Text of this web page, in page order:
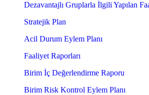
Dezavantajlı Gruplarla İlgili Yapılan
Stratejik Plan
Acil Durum Eylem Planı
Faaliyet Raporları
Birim İç Değerlendirme Raporu
Birim Risk Kontrol Eylem Planı